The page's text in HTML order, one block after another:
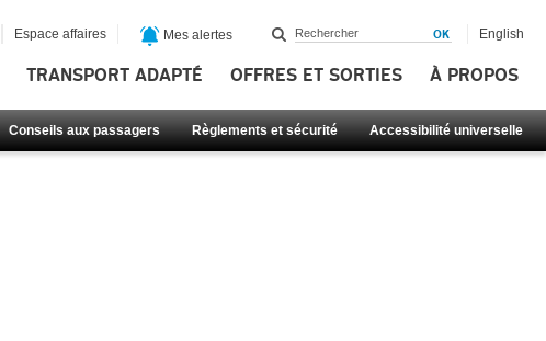
TRANSPORT ADAPTÉ OFFRES ET SORTIES À PROPOS
Conseils aux passagers Règlements et sécurité Accessibilité universelle
Espace affaires Mes alertes English